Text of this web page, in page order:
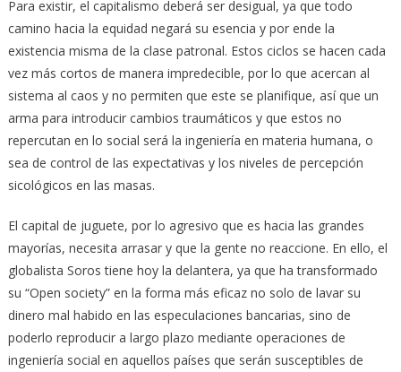
Para existir, el capitalismo deberá ser desigual, ya que todo
camino hacia la equidad negará su esencia y por ende la
existencia misma de la clase patronal. Estos ciclos se hacen cada
vez más cortos de manera impredecible, por lo que acercan al
sistema al caos y no permiten que este se planifique, así que un
arma para introducir cambios traumáticos y que estos no
repercutan en lo social será la ingeniería en materia humana, o
sea de control de las expectativas y los niveles de percepción
sicológicos en las masas.
El capital de juguete, por lo agresivo que es hacia las grandes
mayorías, necesita arrasar y que la gente no reaccione. En ello, el
globalista Soros tiene hoy la delantera, ya que ha transformado
su “Open society” en la forma más eficaz no solo de lavar su
dinero mal habido en las especulaciones bancarias, sino de
poderlo reproducir a largo plazo mediante operaciones de
ingeniería social en aquellos países que serán susceptibles de